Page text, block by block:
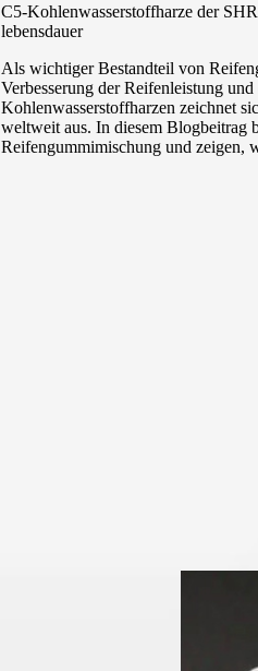
C5-Kohlenwasserstoffharze der
lebensdauer
Als wichtiger Bestandteil von
Verbesserung der Reifenleistung
Kohlenwasserstoffharzen zeichnet
weltweit aus. In diesem Blogbeitrag
Reifengummimischung und zeigen,